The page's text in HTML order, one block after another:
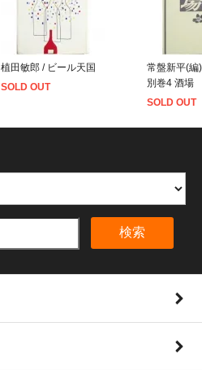
植田敏郎 / ビール天国
SOLD OUT
常盤新平(編
別巻4 酒場
SOLD OUT
検索